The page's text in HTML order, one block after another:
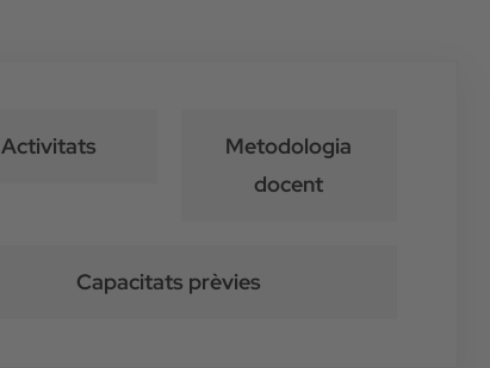
Activitats
Metodologia
docent
Capacitats prèvies